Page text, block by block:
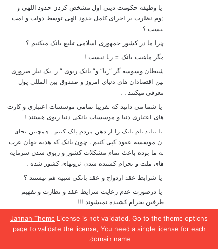
Jannah Theme License is not validated, Go to the theme options
page to validate the license, You need a single license for each
domain name.
ایا وظیفه حکومت دینی اول مشخص کردن حدود اللهی و
دوم نظارت بر اجرای کامل حدود الهی توسط دولت و امت
نیست ؟
چرا ما در کشور جمهوری اسلامی تبلیغ بانک میکنیم ؟
مگر ماهیت بانک = ربا نیست !
شیطان وسوسه گر ”ربا” و” بانک ربوی ” را یک نیاز ضروری
بین اقتصادان های دنیای امروز و صندوق بین المللی پول
معرفی میکنند . .
ایا شما می دانید که تقریبا تمامی موسسات اعتباری و کارت
های اعتباری دنیا و موسسات بانکی دنیا ربوی هستند !
ایا نباید نام بانک را از ذهن مردم پاک کنیم . همچنین بجای
ان موسسه عقود کپی کنیم . چون بانک که هدیه جهان غرب
به ما بوده باعث تمام مشکلات کشور و ربوی شدن سرمایه
های ملت و بحرام کشیده شدن ثروتهای کشور شده .
ایا شرایط عقد ازدواج و عقد بانکی شبیه هم نیستند ؟
ایا درصورت عدم رعایت شرایط عقد و نظارت و تفهیم
طرفین بحرام کشیده نمیشوند !!!
میشود . عقد باطل و سرمایه ها به ربا تبدیل میشود و ….
و متاسفانه شده ایم . خدا به همه ما ملت رحم کند